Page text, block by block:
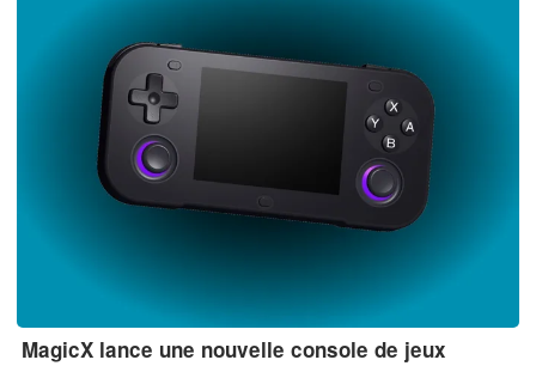
MagicX lance une nouvelle console de jeux